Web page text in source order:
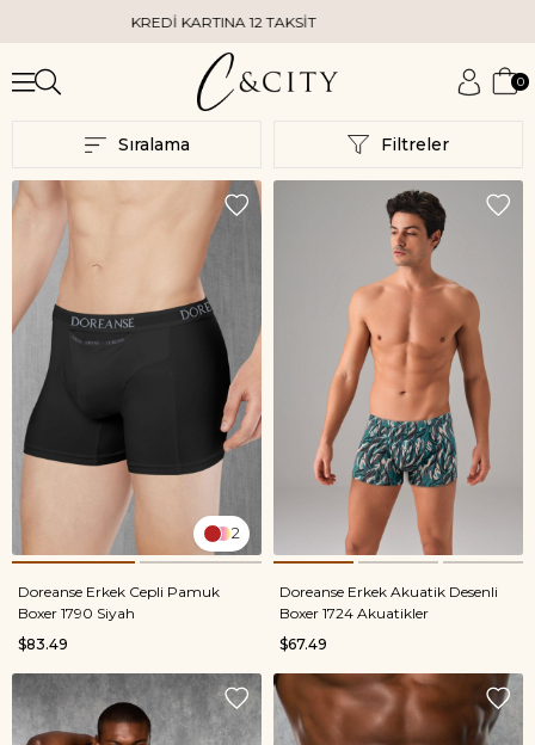
KARTINA 12 TAKSİT
0
Filtreler
Sıralama
2
Doreanse Erkek Cepli Pamuk
Boxer 1790 Siyah
$83.49
Doreanse Erkek Akuatik Desenli
Boxer 1724 Akuatikler
$67.49